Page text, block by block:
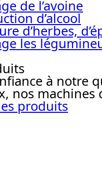
de l’avoine
d’alcool
d’herbes,
les
à notre
nos
produits